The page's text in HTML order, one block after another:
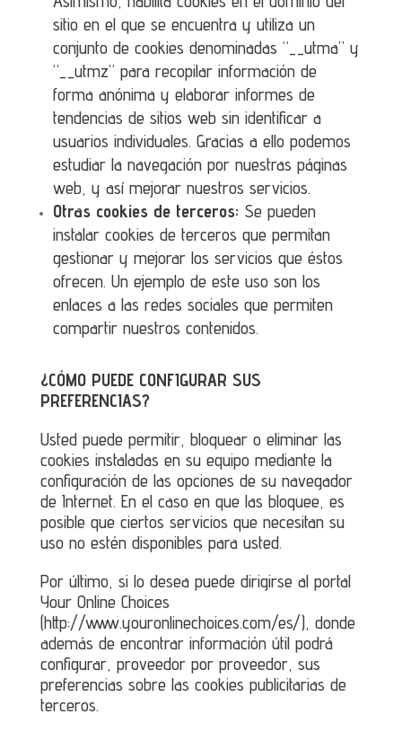
sitio en el que se encuentra y utiliza un
conjunto de cookies denominadas “__utma” y
“__utmz” para recopilar información de
forma anónima y elaborar informes de
tendencias de sitios web sin identificar a
usuarios individuales. Gracias a ello podemos
estudiar la navegación por nuestras páginas
web, y así mejorar nuestros servicios.
Otras cookies de terceros: Se pueden
instalar cookies de terceros que permitan
gestionar y mejorar los servicios que éstos
ofrecen. Un ejemplo de este uso son los
enlaces a las redes sociales que permiten
compartir nuestros contenidos.
¿CÓMO PUEDE CONFIGURAR SUS
PREFERENCIAS?
Usted puede permitir, bloquear o eliminar las
cookies instaladas en su equipo mediante la
configuración de las opciones de su navegador
de Internet. En el caso en que las bloquee, es
posible que ciertos servicios que necesitan su
uso no estén disponibles para usted.
Por último, si lo desea puede dirigirse al portal
Your Online Choices
(http://www.youronlinechoices.com/es/), donde
además de encontrar información útil podrá
configurar, proveedor por proveedor, sus
preferencias sobre las cookies publicitarias de
terceros.